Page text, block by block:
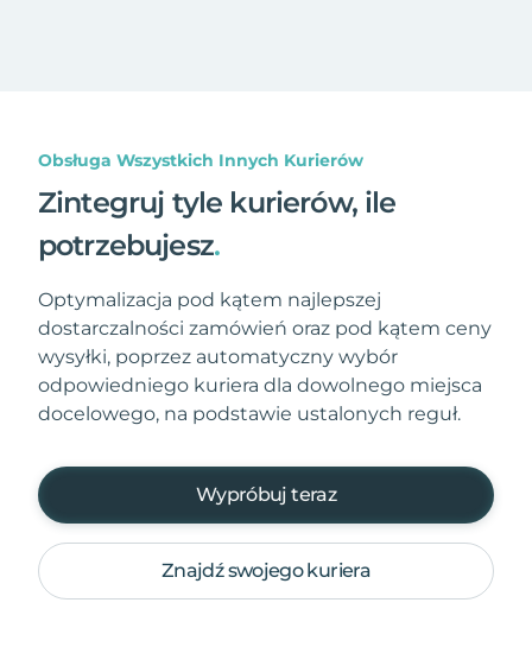
Obsługa Wszystkich Innych Kurierów
Zintegruj tyle kurierów, ile
potrzebujesz.
Optymalizacja pod kątem najlepszej
dostarczalności zamówień oraz pod kątem ceny
wysyłki, poprzez automatyczny wybór
odpowiedniego kuriera dla dowolnego miejsca
docelowego, na podstawie ustalonych reguł.
Wypróbuj teraz
Znajdź swojego kuriera